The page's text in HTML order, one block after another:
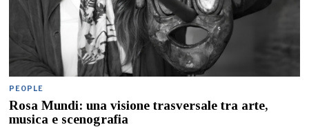
PEOPLE
Rosa Mundi: una visione trasversale tra arte,
musica e scenografia